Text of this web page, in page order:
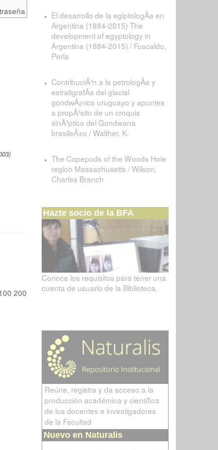
200
El desarrollo de la egiptologÃ­a en
Argentina (1884-2015) The
development of egyptology in
Argentina (1884-2015) / Fuscaldo,
Perla
ContribuciÃ³n a la petrologÃ­a y
estratigrafÃ­a del glacial
gondwÃ¡nico uruguayo y apuntes
a propÃ³sito de un croquis
sinÃ³ptico del Gondwana
brasileÃ±o / Walther, K.
The Copepods of the Woods Hole
region Massachusetts / Wilson,
Charles Branch
Hazte socio de la BFA
Conoce los requisitos para tener una
cuenta de usuario de la Biblioteca.
Reúne, registra y da acceso a la
producción académica y científica
de los docentes e investigadores
de la Facultad
Nuevo en Naturalis